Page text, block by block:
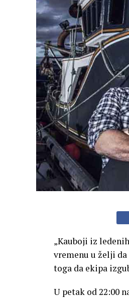
„Kauboji iz
vremenu u želji
toga da ekipa
U petak od 22:00